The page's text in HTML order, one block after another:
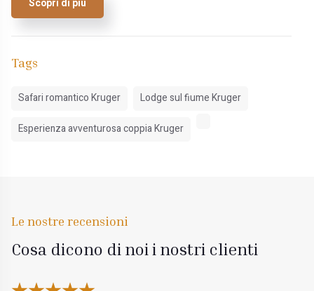
Scopri di più
Tags
Safari romantico Kruger Lodge sul fiume Kruger
Esperienza avventurosa coppia Kruger
Le nostre recensioni
Cosa dicono di noi i nostri clienti